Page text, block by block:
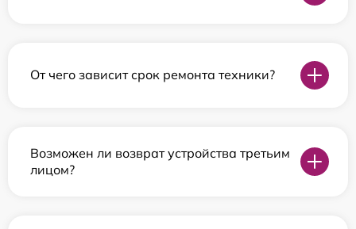
От чего зависит срок ремонта техники?
Возможен ли возврат устройства третьим
лицом?